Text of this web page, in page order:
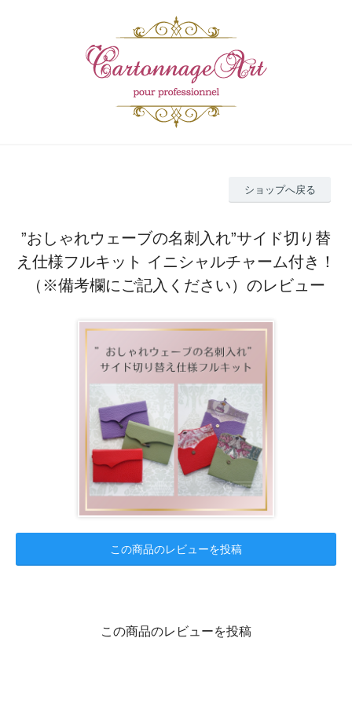
ショップへ戻る
”おしゃれウェーブの名刺入れ”サイド切り替
え仕様フルキット イニシャルチャーム付き！
（※備考欄にご記入ください）のレビュー
この商品のレビューを投稿
この商品のレビューを投稿